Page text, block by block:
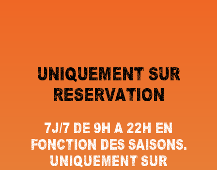
UNIQUEMENT SUR
RESERVATION
7J/7 DE 9H A 22H EN
FONCTION DES SAISONS.
UNIQUEMENT SUR